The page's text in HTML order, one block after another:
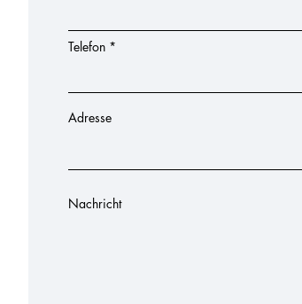
Telefon
Adresse
Nachricht